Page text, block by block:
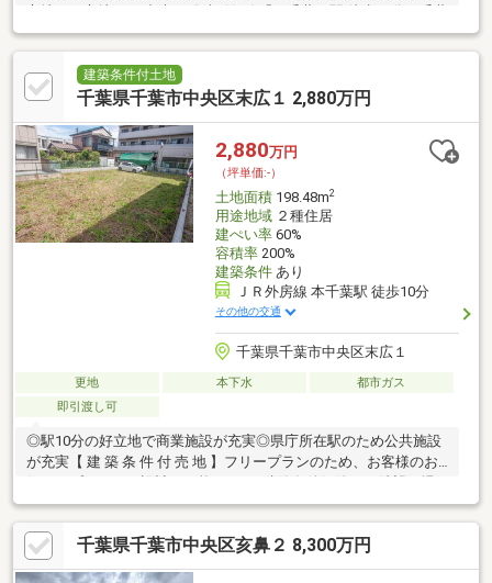
都市モノレール「作草部」駅 徒歩9分▼特徴・建築条件付宅地販
売ではありません・お好きなハウスメーカーや工務店で建築可
能・北東側が私道、南西側が通路に面した敷地・即引渡し可能(残
金精算後)・都市ガス・公営水道・公共下水整備済エリア▼周辺環
770m)※容積率は前面道路幅員により160％に制限されます
建築条件付土地
千葉県千葉市中央区末広１ 2,880万円
2,880万円
（坪単価:-）
土地面積198.48m2
用途地域２種住居
建ぺい率60%
容積率200%
建築条件あり
ＪＲ外房線 本千葉駅 徒歩10分
その他の交通
千葉県千葉市中央区末広１
更地 本下水
都市ガス
即引渡し可
◎駅10分の好立地で商業施設が充実◎県庁所在駅のため公共施設
が充実【 建 築 条 件 付 売 地 】フリープランのため、お客様のお
合はご相談ください。
千葉県千葉市中央区亥鼻２ 8,300万円